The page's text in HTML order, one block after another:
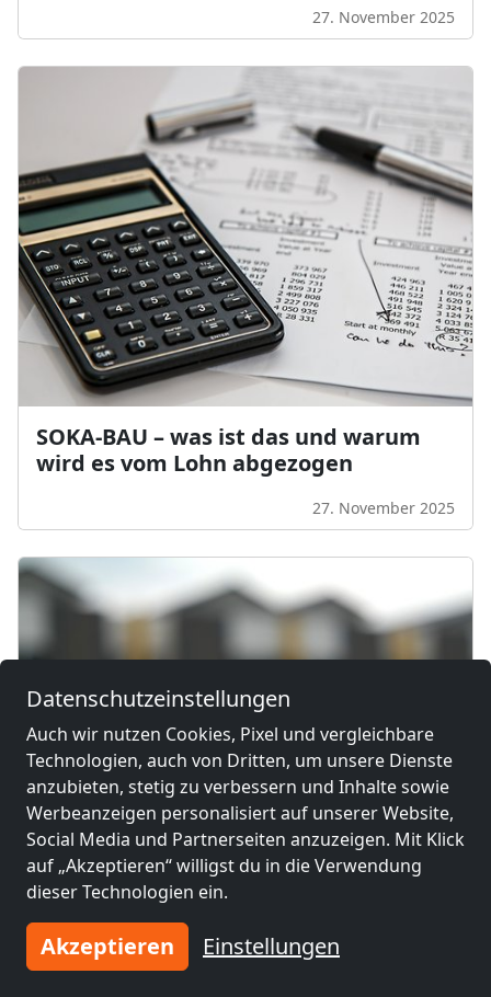
27. November 2025
SOKA-BAU – was ist das und warum
wird es vom Lohn abgezogen
27. November 2025
Unterkunft für entsandte
Arbeitnehmer organisieren – Schritt
für Schritt
Datenschutzeinstellungen
Auch wir nutzen Cookies, Pixel und vergleichbare
Technologien, auch von Dritten, um unsere Dienste
anzubieten, stetig zu verbessern und Inhalte sowie
Werbeanzeigen personalisiert auf unserer Website,
Social Media und Partnerseiten anzuzeigen. Mit Klick
auf „Akzeptieren“ willigst du in die Verwendung
dieser Technologien ein.
Akzeptieren Einstellungen